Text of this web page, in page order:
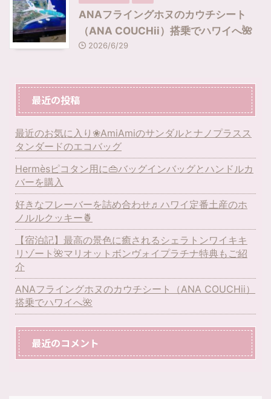
ANAフライングホヌのカウチシート
（ANA COUCHii）搭乗でハワイへ🌺
2026/6/29
最近の投稿
最近のお気に入り❀AmiAmiのサンダルとナノプラスス
タンダードのエコバッグ
Hermèsピコタン用に👜バッグインバッグとハンドルカ
バーを購入
好きなフレーバーを詰め合わせ♬ハワイ定番土産のホ
ノルルクッキー🍍
【宿泊記】最高の景色に癒されるシェラトンワイキキ
リゾート🌺マリオットボンヴォイプラチナ特典もご紹
介
ANAフライングホヌのカウチシート（ANA COUCHii）
搭乗でハワイへ🌺
最近のコメント